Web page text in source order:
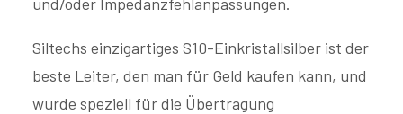
Siltechs einzigartiges S10-Einkristallsilber ist der
beste Leiter, den man für Geld kaufen kann, und
wurde speziell für die Übertragung